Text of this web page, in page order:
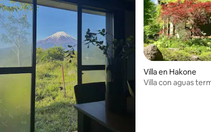
5 de 5, 17 reseñas
Villa en Hakone
Villa con aguas